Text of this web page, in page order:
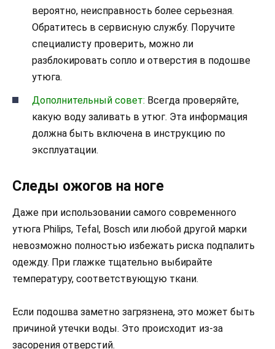
вероятно, неисправность более серьезная.
Обратитесь в сервисную службу. Поручите
специалисту проверить, можно ли
разблокировать сопло и отверстия в подошве
утюга.
Дополнительный совет: Всегда проверяйте,
какую воду заливать в утюг. Эта информация
должна быть включена в инструкцию по
эксплуатации.
Следы ожогов на ноге
Даже при использовании самого современного
утюга Philips, Tefal, Bosch или любой другой марки
невозможно полностью избежать риска подпалить
одежду. При глажке тщательно выбирайте
температуру, соответствующую ткани.
Если подошва заметно загрязнена, это может быть
причиной утечки воды. Это происходит из-за
засорения отверстий.